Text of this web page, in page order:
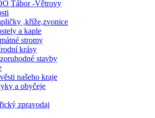
Tábor -Větrovy
,kříže,zvonice
a kaple
stromy
krásy
stavby
našeho kraje
a obyčeje
zpravodaj